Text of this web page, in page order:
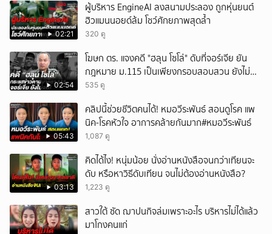
02:21
ผู้บริหาร EngineAI ลงสนามประลอง ถูกหุ่นยนต์
ฮิวแมนนอยด์ล้ม โชว์ศักยภาพสุดล้ำ
320 ดู
02:54
โฆษก ตร. แจงคดี "ฮลุน โซโล่" ดับที่จอร์เจีย ยัน
กฎหมาย ม.115 เป็นเพียงกรอบสอบสวน ยังไม่
สรุปสาเหตุ
535 ดู
05:43
คลิปนี้ช่วยชีวิตคนได้! หมอวีระพันธ์ สอนดูโรค แพ
นิค-โรคหัวใจ อาการคล้ายกันมาก#หมอวีระพันธ์
1,087 ดู
03:13
คิดได้ไง! หนุ่มน้อย นั่งอ่านหนังสือจนกว่าเทียนจะ
ดับ หรือหาวิธีดับเทียน จนไม่ต้องอ่านหนังสือ?
1,223 ดู
สาวใต้ ซัด ฌาปนกิจล่มเพราะอะไร บริหารไม่ได้แล้ว
มาโกงคนแก่